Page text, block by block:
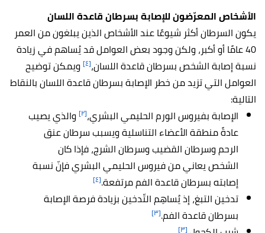
الأشخاص المعرّضون للإصابة بسرطان قاعدة اللسان
يكون السرطان أكثر شيوعًا عند الأشخاص الذين يبلغون من العمر
40 عامًا أو أكبر، ولكن وجود بعض العوامل قد يُساهم في زيادة
نسبة إصابة الشخص بسرطان قاعدة اللسان،[٤]
ويمكن توضيح
العوامل التي تزيد من خطر الإصابة بسرطان قاعدة اللسان بالنقاط
التالية:
الإصابة بفيروس الورم الحليمي البشري،[٢]
والذي يصيب
عادةً منطقة الأعضاء التناسلية ويسبب سرطان عنق
الرحم وسرطان القضيب وسرطان الشرج، فإذا كان
الشخص يعاني من فيروس الحليمي البشري فإنّ نسبة
إصابته بسرطان قاعدة الفم مرتفعة.[٤]
تدخين التبغ، إذ يُساهِم التّدخين بزيادة فرصة الإصابة
بسرطان قاعدة الفم.[٣]
[٣]